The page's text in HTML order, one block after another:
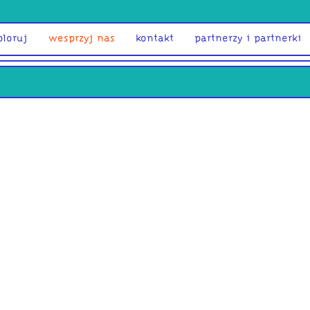
wesprzyj nas kontakt partnerzy i partnerki